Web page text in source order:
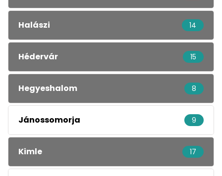
Halászi 14
Hédervár 15
Hegyeshalom 8
Jánossomorja 9
Kimle 17